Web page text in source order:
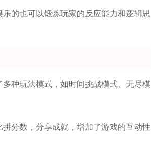
的也可以锻炼玩家的反应能力和逻辑思
种玩法模式，如时间挑战模式、无尽模
分数，分享成就，增加了游戏的互动性